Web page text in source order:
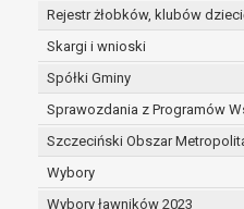
Rejestr żłobków, klubów
Skargi i wnioski
Spółki Gminy
Sprawozdania z Programów
Szczeciński Obszar
Wybory
Wybory ławników 2023
osoba,
sprzeciw
danych
zgodę na
danych,